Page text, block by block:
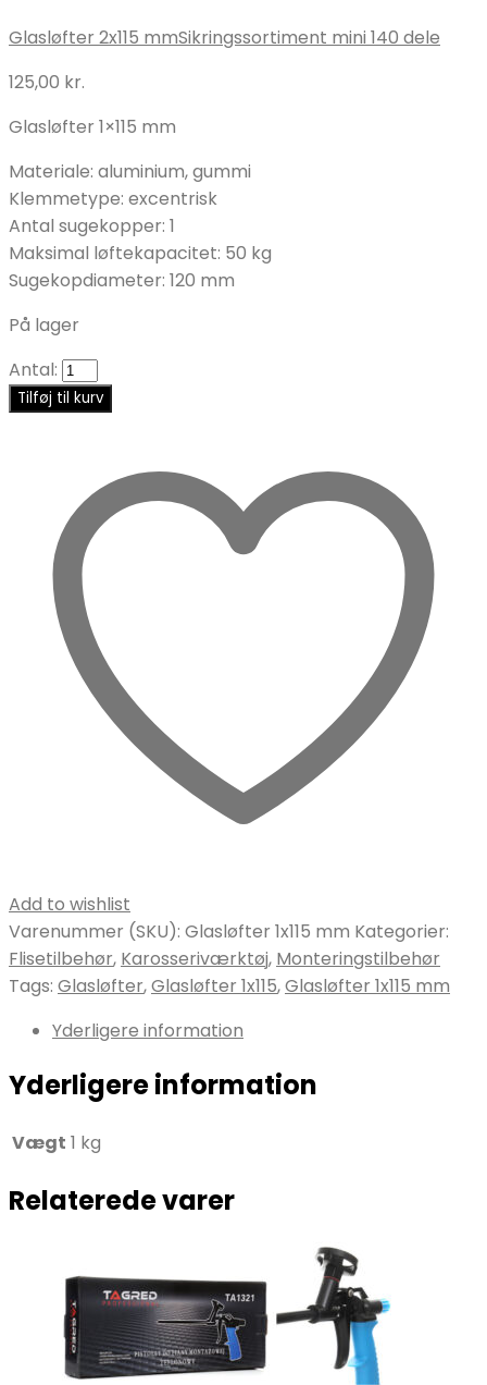
Glasløfter 2x115 mmSikringssortiment mini 140 dele
125,00 kr.
Glasløfter 1×115 mm
Materiale: aluminium, gummi
Klemmetype: excentrisk
Antal sugekopper: 1
Maksimal løftekapacitet: 50 kg
Sugekopdiameter: 120 mm
På lager
Antal:
Tilføj til kurv
Add to wishlist
Varenummer (SKU): Glasløfter 1x115 mm Kategorier:
Flisetilbehør, Karosseriværktøj, Monteringstilbehør
Tags: Glasløfter,Glasløfter 1x115,Glasløfter 1x115 mm
Yderligere information
Yderligere information
Vægt 1 kg
Relaterede varer